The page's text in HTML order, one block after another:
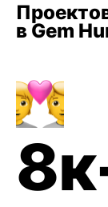
в Gem